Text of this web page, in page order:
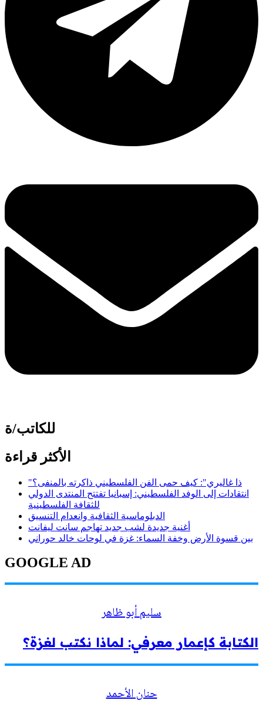
للكاتب/ة
الأكثر قراءة
"ذا غاليري": كيف حمى الفن الفلسطيني ذاكرته بالمنفى؟
انتقادات إلى الوفد الفلسطيني: إسبانيا تفتتح المنتدى الدولي
للثقافة الفلسطينية
الدبلوماسية الثقافية وانعدام التنسيق
أغنية جديدة لشب جديد تهاجم سانت ليفانت
بين قسوة الأرض وخفة السماء: غزة في لوحات خالد حوراني
GOOGLE AD
سليم أبو ظاهر
الكتابة كإعمار معرفي: لماذا نكتب لغزة؟
حنان الأحمد